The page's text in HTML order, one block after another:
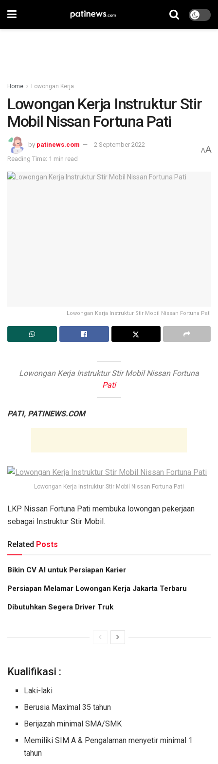
Home Lowongan Kerja
Lowongan Kerja Instruktur Stir
Mobil Nissan Fortuna Pati
by patinews.com
2 September 2022
Reading Time: 1 min read
AA
Lowongan Kerja Instruktur Stir Mobil Nissan Fortuna Pati
Lowongan Kerja Instruktur Stir Mobil Nissan Fortuna
Pati
PATI, PATINEWS.COM
Lowongan Kerja Instruktur Stir Mobil Nissan Fortuna Pati
LKP Nissan Fortuna Pati membuka lowongan pekerjaan
sebagai Instruktur Stir Mobil.
Related Posts
Bikin CV AI untuk Persiapan Karier
Persiapan Melamar Lowongan Kerja Jakarta Terbaru
Dibutuhkan Segera Driver Truk
Kualifikasi :
Laki-laki
Berusia Maximal 35 tahun
Berijazah minimal SMA/SMK
Memiliki SIM A & Pengalaman menyetir minimal 1
tahun